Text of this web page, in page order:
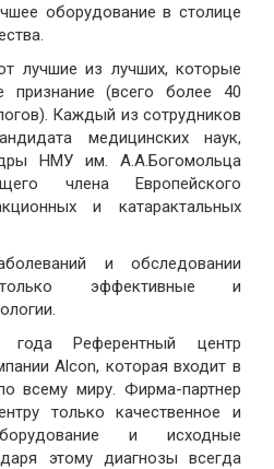
оборудование в столице
лучшие из лучших, которые
признание (всего более 40
Каждый из сотрудников
медицинских наук,
НМУ им. А.А.Богомольца
члена Европейского
и катарактальных
и обследовании
эффективные и
Референтный центр
Alcon, которая входит в
всему миру. Фирма-партнер
только качественное и
и исходные
этому диагнозы всегда